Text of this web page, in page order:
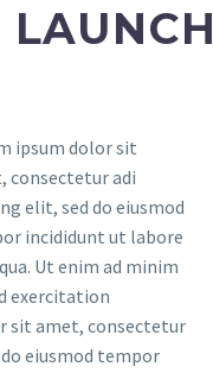
ipsum dolor sit
consectetur adi
elit, sed do eiusmod
incididunt ut labore
Ut enim ad minim
exercitation
sit amet, consectetur
eiusmod tempor